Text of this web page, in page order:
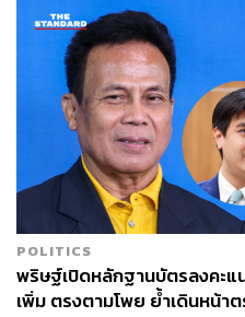
POLITICS
พริษฐ์เปิดหลักฐานบัตรลงคะ
เพิ่ม ตรงตามโพย ย้ำเดินหน้